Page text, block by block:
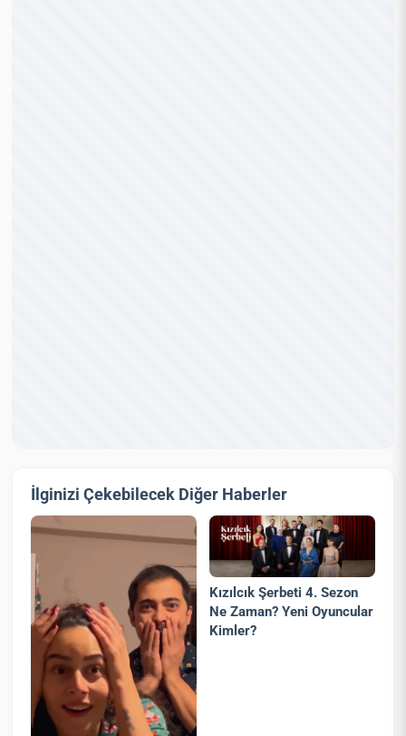
İlginizi Çekebilecek Diğer Haberler
Kızılcık Şerbeti 4. Sezon
Ne Zaman? Yeni Oyuncular
Kimler?